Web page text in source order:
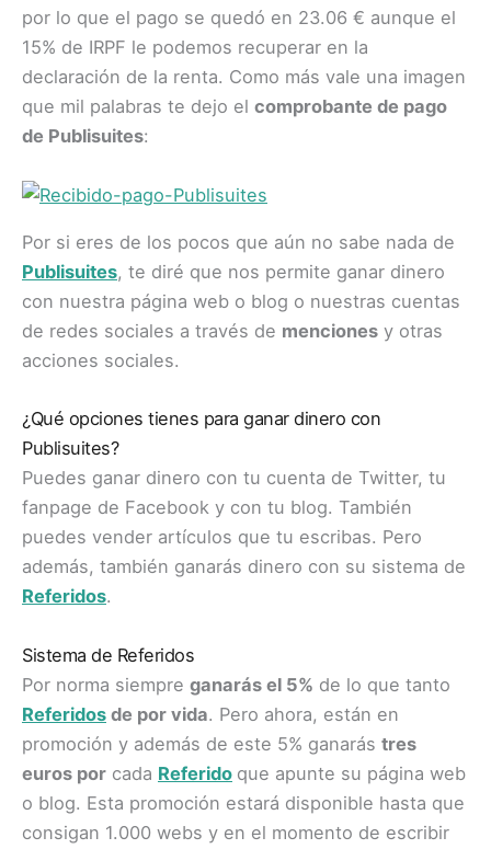
por lo que el pago se quedó en 23.06 € aunque el
15% de IRPF le podemos recuperar en la
declaración de la renta. Como más vale una imagen
que mil palabras te dejo el comprobante de pago
de Publisuites:
Por si eres de los pocos que aún no sabe nada de
Publisuites, te diré que nos permite ganar dinero
con nuestra página web o blog o nuestras cuentas
de redes sociales a través de menciones y otras
acciones sociales.
¿Qué opciones tienes para ganar dinero con
Publisuites?
Puedes ganar dinero con tu cuenta de Twitter, tu
fanpage de Facebook y con tu blog. También
puedes vender artículos que tu escribas. Pero
además, también ganarás dinero con su sistema de
Referidos.
Sistema de Referidos
Por norma siempre ganarás el 5% de lo que tanto
Referidos de por vida. Pero ahora, están en
promoción y además de este 5% ganarás tres
euros por cada Referido que apunte su página web
o blog. Esta promoción estará disponible hasta que
consigan 1.000 webs y en el momento de escribir